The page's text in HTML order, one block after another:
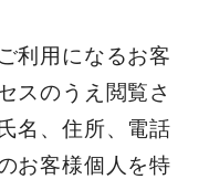
利用になるお客
スのうえ閲覧さ
名、住所、電話
お客様個人を特